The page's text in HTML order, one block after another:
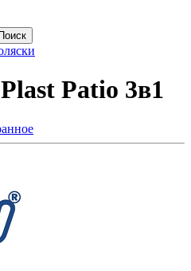
Patio 3в1